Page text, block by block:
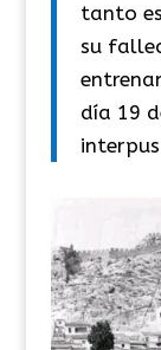
tanto
su
día 19